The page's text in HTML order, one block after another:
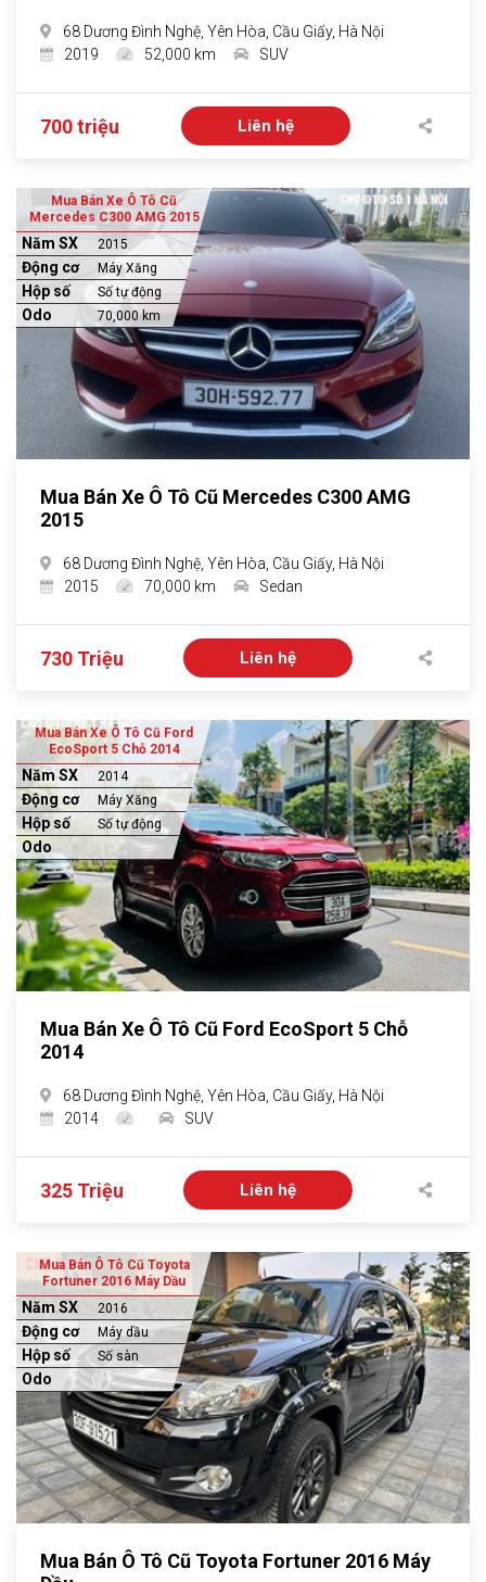
68 Dương Đình Nghệ, Yên Hòa, Cầu Giấy, Hà Nội
2019
52,000 km SUV
700 triệu Liên hệ
Mua Bán Xe Ô Tô Cũ
Mercedes C300 AMG 2015
Năm SX 2015
Động cơ Máy Xăng
Hộp số Số tự động
Odo 70,000 km
Mua Bán Xe Ô Tô Cũ Mercedes C300 AMG
2015
68 Dương Đình Nghệ, Yên Hòa, Cầu Giấy, Hà Nội
2015
70,000 km Sedan
730 Triệu Liên hệ
Mua Bán Xe Ô Tô Cũ Ford
EcoSport 5 Chỗ 2014
Năm SX 2014
Động cơ Máy Xăng
Hộp số Số tự động
Odo
Mua Bán Xe Ô Tô Cũ Ford EcoSport 5 Chỗ
2014
68 Dương Đình Nghệ, Yên Hòa, Cầu Giấy, Hà Nội
2014
SUV
325 Triệu Liên hệ
Mua Bán Ô Tô Cũ Toyota
Fortuner 2016 Máy Dầu
Năm SX 2016
Động cơ Máy dầu
Hộp số Số sàn
Odo
Mua Bán Ô Tô Cũ Toyota Fortuner 2016 Máy